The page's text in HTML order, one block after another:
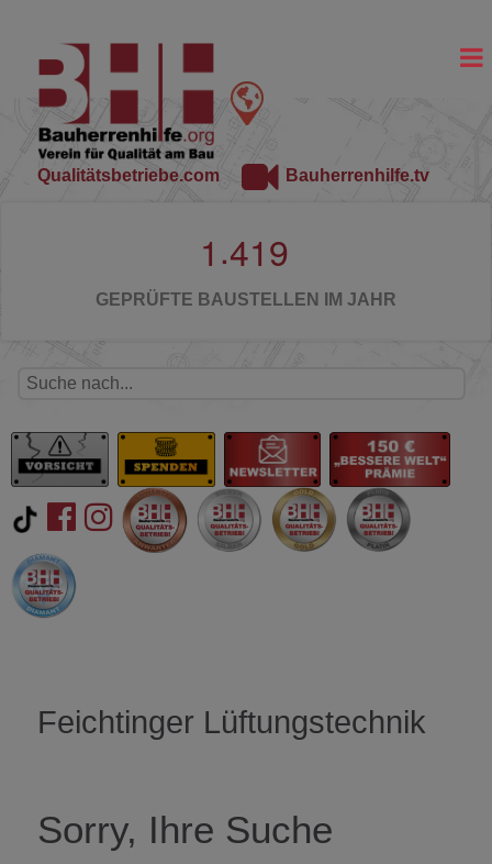
Qualitätsbetriebe.com Bauherrenhilfe.tv
1 .419
GEPRÜFTE BAUSTELLEN IM JAHR
Feichtinger Lüftungstechnik
Sorry, Ihre Suche